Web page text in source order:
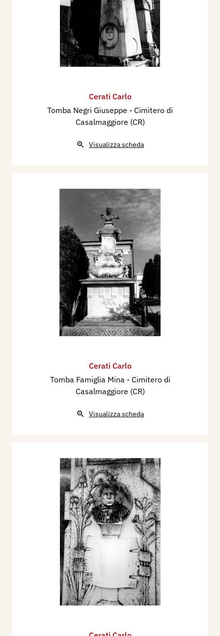
Cerati Carlo
Tomba Negri Giuseppe - Cimitero di
Casalmaggiore (CR)
Visualizza scheda
Cerati Carlo
Tomba Famiglia Mina - Cimitero di
Casalmaggiore (CR)
Visualizza scheda